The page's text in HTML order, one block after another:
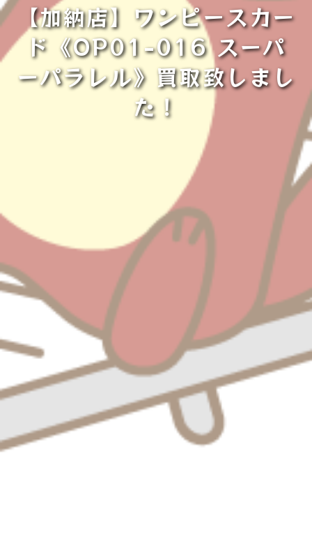
【加納店】ワンピースカー
ド《OP01-016 スーパ
ーパラレル》買取致しまし
た！